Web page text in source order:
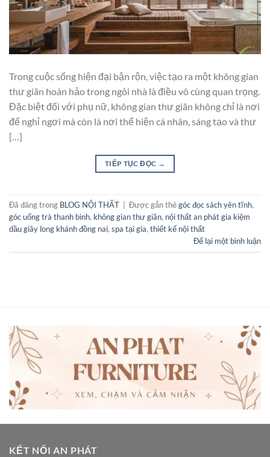
Trong cuộc sống hiện đại bận rộn, việc tạo ra một không gian
thư giãn hoàn hảo trong ngôi nhà là điều vô cùng quan trọng.
Đặc biệt đối với phụ nữ, không gian thư giãn không chỉ là nơi
để nghỉ ngơi mà còn là nơi thể hiện cá nhân, sáng tạo và thư
[…]
TIẾP TỤC ĐỌC →
Đã đăng trong BLOG NỘI THẤT Được gắn thẻgóc đọc sách yên tĩnh,
góc uống trà thanh bình, không gian thư giãn, nội thất an phát gia kiệm
dầu giây long khánh đồng nai, spa tại gia, thiết kế nội thất
Để lại một bình luận
KẾT NỐI AN PHÁT